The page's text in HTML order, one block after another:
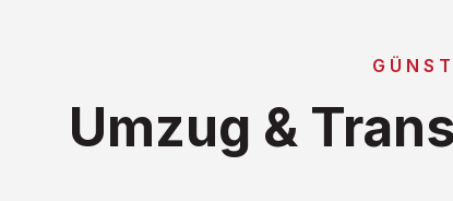
Umzug &